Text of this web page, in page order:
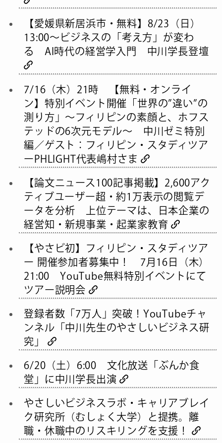
【愛媛県新居浜市・無料】8/23（日）
13:00〜ビジネスの「考え方」が変わ
る AI時代の経営学入門 中川学長登壇
7/16（木）21時 【無料・オンライ
ン】特別イベント開催「世界の”違い”の
測り方」〜フィリピンの素顔と、ホフス
テッドの6次元モデル〜 中川ゼミ特別
編／ゲスト：フィリピン・スタディツア
ーPHLIGHT代表嶋村さま
【論文ニュース100記事掲載】2,600アク
ティブユーザー超・約1万表示の閲覧デ
ータを分析 上位テーマは、日本企業の
経営知・新規事業・起業家教育
【やさビ初】フィリピン・スタディツア
ー 開催参加者募集中！ 7月16日（木）
21:00 YouTube無料特別イベントにて
ツアー説明会
登録者数「7万人」突破！YouTubeチャ
ンネル「中川先生のやさしいビジネス研
究」
6/20（土）6:00 文化放送「ぶんか食
堂」に中川学長出演
やさしいビジネスラボ・キャリアブレイ
ク研究所（むしょく大学）と提携。離
職・休職中のリスキリングを支援！